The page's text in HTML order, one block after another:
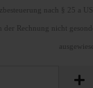
nach § 25 a
Rechnung nicht